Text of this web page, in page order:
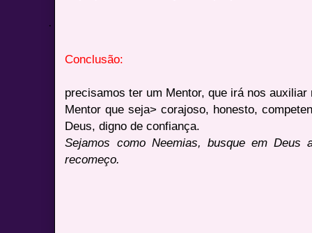
·
Conclusão:
precisamos ter um Mentor, que irá nos auxiliar
Mentor que seja> corajoso, honesto,
Deus, digno de confiança.
Sejamos como Neemias, busque em
recomeço.